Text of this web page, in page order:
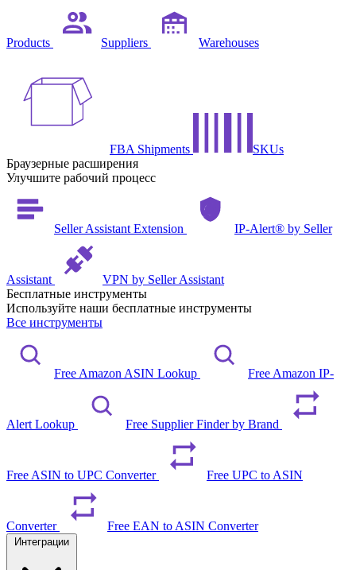
Products Suppliers Warehouses
FBA Shipments
SKUs
Браузерные расширения
Улучшите рабочий процесс
Seller Assistant Extension IP-Alert® by Seller
Assistant
VPN by Seller Assistant
Бесплатные инструменты
Используйте наши бесплатные инструменты
Все инструменты
Free Amazon ASIN Lookup Free Amazon IP-
Alert Lookup Free Supplier Finder by Brand
Free ASIN to UPC Converter Free UPC to ASIN
Converter Free EAN to ASIN Converter